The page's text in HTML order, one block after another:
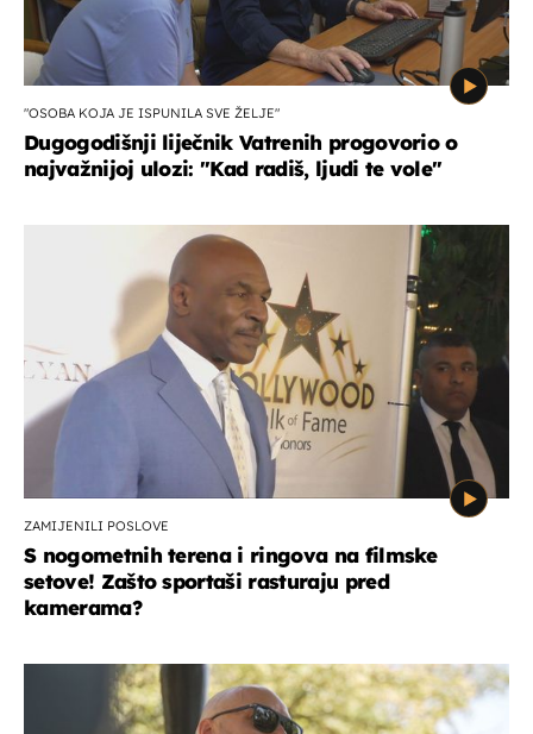
"OSOBA KOJA JE ISPUNILA SVE ŽELJE"
Dugogodišnji liječnik Vatrenih progovorio o
najvažnijoj ulozi: "Kad radiš, ljudi te vole"
ZAMIJENILI POSLOVE
S nogometnih terena i ringova na filmske
setove! Zašto sportaši rasturaju pred
kamerama?